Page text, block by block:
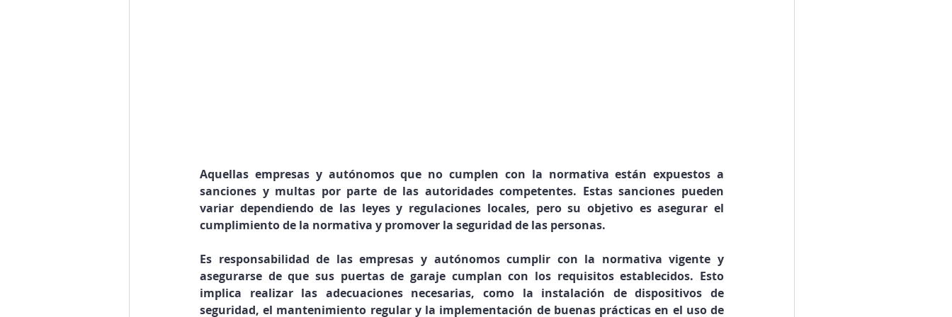
Aquellas empresas y autónomos que no cumplen con la normativa están expuestos a
sanciones y multas por parte de las autoridades competentes. Estas sanciones pueden
variar dependiendo de las leyes y regulaciones locales, pero su objetivo es asegurar el
cumplimiento de la normativa y promover la seguridad de las personas.
Es responsabilidad de las empresas y autónomos cumplir con la normativa vigente y
asegurarse de que sus puertas de garaje cumplan con los requisitos establecidos. Esto
implica realizar las adecuaciones necesarias, como la instalación de dispositivos de
seguridad, el mantenimiento regular y la implementación de buenas prácticas en el uso de